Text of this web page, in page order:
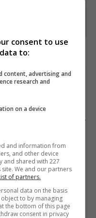
В
Следующий пост
ХОЧЕТ КУПИТЬ
В УКРАИНЕ
consent to use
to:
content, advertising and
research and
on a device
and information from
and other device
and shared with 227
We and our partners
of partners.
data on the basis
to by managing
the bottom of this page
consent in privacy